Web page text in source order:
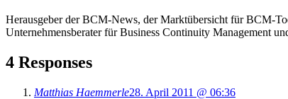
Herausgeber der BCM-News, der Marktübersicht für BCM-
Unternehmensberater für Business Continuity Management
4 Responses
Matthias Haemmerle28. April 2011 @ 06:36